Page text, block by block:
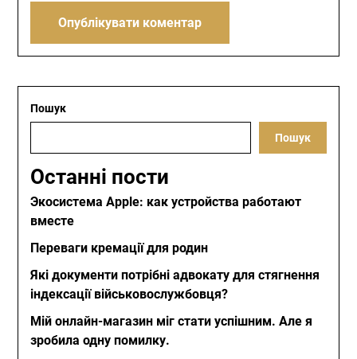
Пошук
Пошук
Останні пости
Экосистема Apple: как устройства работают
вместе
Переваги кремації для родин
Які документи потрібні адвокату для стягнення
індексації військовослужбовця?
Мій онлайн-магазин міг стати успішним. Але я
зробила одну помилку.